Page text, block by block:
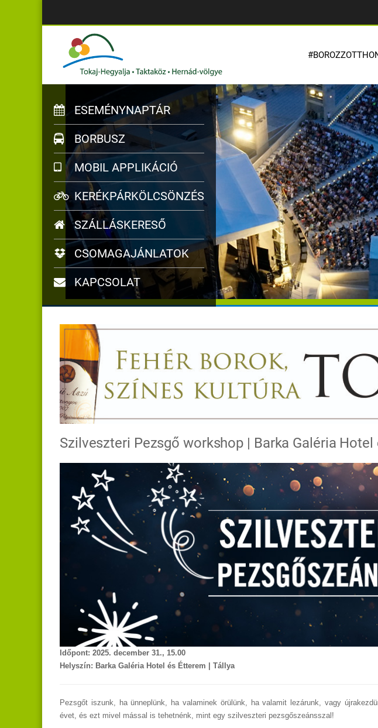
ESEMÉNYNAPTÁR
BORBUSZ
MOBIL APPLIKÁCIÓ
KERÉKPÁRKÖLCSÖNZÉS
SZÁLLÁSKERESŐ
CSOMAGAJÁNLATOK
KAPCSOLAT
Szilveszteri Pezsgő workshop | Barka Galéria Hotel
Időpont: 2025. december 31., 15.00
Helyszín: Barka Galéria Hotel és Étterem | Tállya
Pezsgőt iszunk, ha ünneplünk, ha valaminek örülünk, ha valamit lezárunk, vagy
évet, és ezt mivel mással is tehetnénk, mint egy szilveszteri pezsgőszeánsszal!